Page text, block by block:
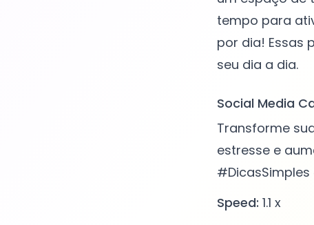
tempo para
por dia! Essas
seu dia a dia.
Social Media
Transforme
estresse e
Speed: 1.1 x